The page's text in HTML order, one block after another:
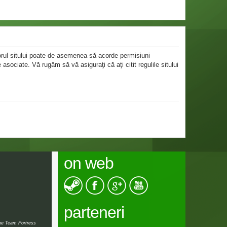
sitului poate de asemenea să acorde permisiuni
Vă rugăm să vă asiguraţi că aţi citit regulile sitului
Team Fortress
on web
parteneri